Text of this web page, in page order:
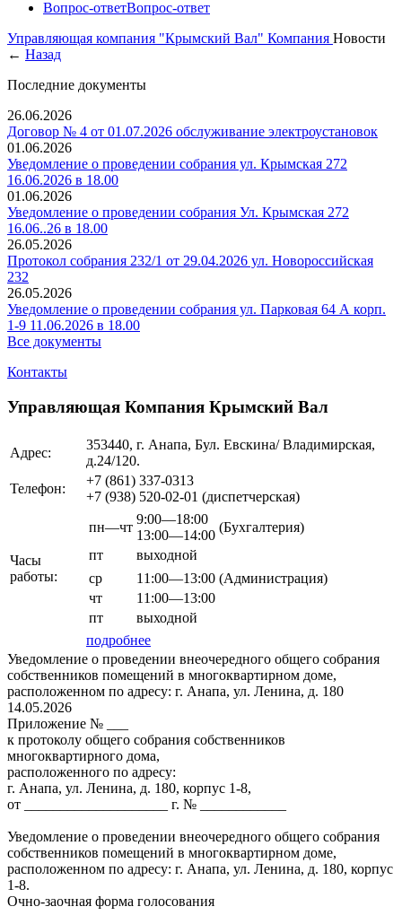
Вопрос-ответВопрос-ответ
Управляющая компания "Крымский Вал" Компания Новости
← Назад
Последние документы
26.06.2026
Договор № 4 от 01.07.2026 обслуживание электроустановок
01.06.2026
Уведомление о проведении собрания ул. Крымская 272
16.06.2026 в 18.00
01.06.2026
Уведомление о проведении собрания Ул. Крымская 272
16.06..26 в 18.00
26.05.2026
Протокол собрания 232/1 от 29.04.2026 ул. Новороссийская
232
26.05.2026
Уведомление о проведении собрания ул. Парковая 64 А корп.
1-9 11.06.2026 в 18.00
Все документы
Контакты
Управляющая Компания Крымский Вал
Адрес:
353440, г. Анапа, Бул. Евскина/ Владимирская,
д.24/120.
Телефон:
+7 (861) 337-0313
+7 (938) 520-02-01 (диспетчерская)
Часы
работы:
пн—чт
9:00—18:00
13:00—14:00
(Бухгалтерия)
пт
выходной
ср
11:00—13:00 (Администрация)
чт
11:00—13:00
пт
выходной
подробнее
Уведомление о проведении внеочередного общего собрания
собственников помещений в многоквартирном доме,
расположенном по адресу: г. Анапа, ул. Ленина, д. 180
14.05.2026
Приложение № ___
к протоколу общего собрания собственников
многоквартирного дома,
расположенного по адресу:
г. Анапа, ул. Ленина, д. 180, корпус 1-8,
от ____________________ г. № ____________
Уведомление о проведении внеочередного общего собрания
собственников помещений в многоквартирном доме,
расположенном по адресу: г. Анапа, ул. Ленина, д. 180, корпус
1-8.
Очно-заочная форма голосования